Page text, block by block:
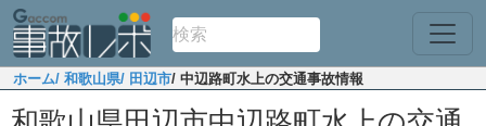
ホーム/ 和歌山県/ 田辺市/ 中辺路町水上の交通事故情報